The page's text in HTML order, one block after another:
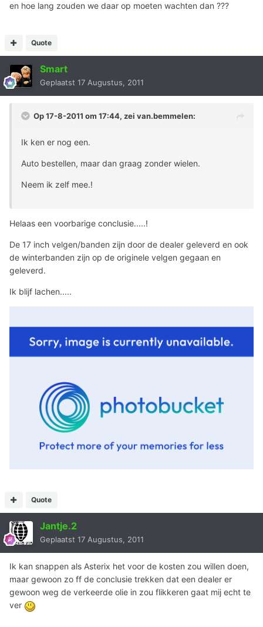
en hoe lang zouden we daar op moeten wachten dan ???
Quote
Smart
Geplaatst 17 Augustus, 2011
Op 17-8-2011 om 17:44, zei van.bemmelen:
Ik ken er nog een.
Auto bestellen, maar dan graag zonder wielen.
Neem ik zelf mee.!
Helaas een voorbarige conclusie.....!
De 17 inch velgen/banden zijn door de dealer geleverd en ook
de winterbanden zijn op de originele velgen gegaan en
geleverd.
Ik blijf lachen.....
Quote
Jantje.2
Geplaatst 17 Augustus, 2011
Ik kan snappen als Asterix het voor de kosten zou willen doen,
maar gewoon zo ff de conclusie trekken dat een dealer er
gewoon weg de verkeerde olie in zou flikkeren gaat mij echt te
ver